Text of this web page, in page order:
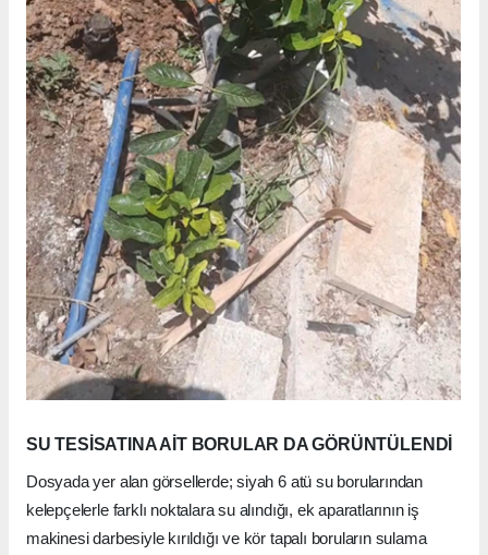
SU TESİSATINA AİT BORULAR DA GÖRÜNTÜLENDİ
Dosyada yer alan görsellerde; siyah 6 atü su borularından
kelepçelerle farklı noktalara su alındığı, ek aparatlarının iş
makinesi darbesiyle kırıldığı ve kör tapalı boruların sulama